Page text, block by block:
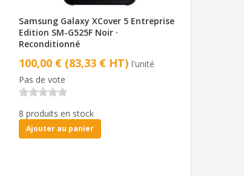
Samsung Galaxy XCover 5 Entreprise
Edition SM-G525F Noir ·
Reconditionné
100,00 € (83,33 € HT) l'unité
Pas de vote
8 produits en stock
Ajouter au panier